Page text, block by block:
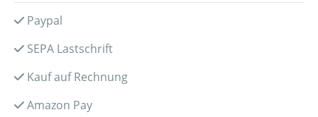
Paypal
SEPA Lastschrift
Kauf auf Rechnung
Amazon Pay